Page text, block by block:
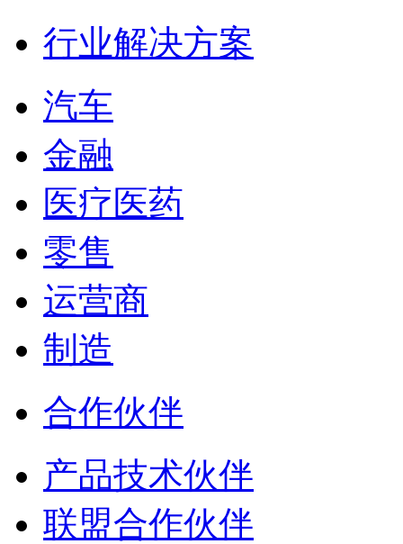
行业解决方案
汽车
金融
医疗医药
零售
运营商
制造
合作伙伴
产品技术伙伴
联盟合作伙伴